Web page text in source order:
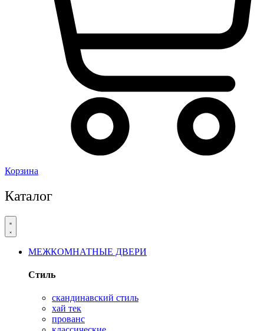
Корзина
Каталог
МЕЖКОМНАТНЫЕ ДВЕРИ
Стиль
скандинавский стиль
хай тек
прованс